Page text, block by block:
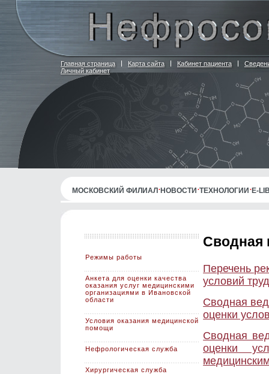
Главная страница Карта сайта Кабинет пациента
Личный кабинет
МОСКОВСКИЙ ФИЛИАЛ НОВОСТИ ТЕХНОЛОГИИ E-
Сводная
Перечень
условий
Сводная
оценки
Сводная
оценки
Режимы работы
Анкета для оценки качества
оказания услуг медицинскими
организациями в Ивановской
области
Условия оказания медицинской
помощи
Нефрологическая служба
Хирургическая служба